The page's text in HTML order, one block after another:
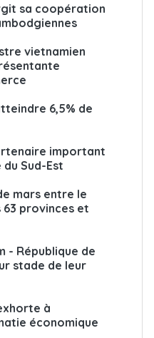
sa coopération
vietnamien
6,5% de
important
Sud-Est
mars entre le
provinces et
- République de
stade de leur
à
économique